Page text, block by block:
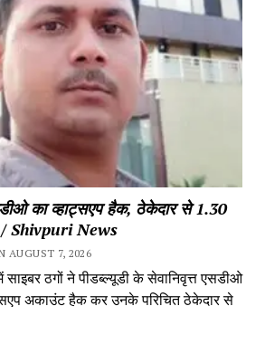
का व्हाट्सएप हैक, ठेकेदार से 1.30
/ Shivpuri News
AUGUST 7, 2026
साइबर ठगों ने पीडब्ल्यूडी के सेवानिवृत्त एसडीओ
अकाउंट हैक कर उनके परिचित ठेकेदार से